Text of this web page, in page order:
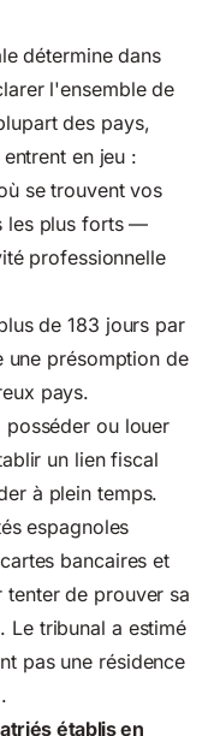
détermine dans
l'ensemble de
des pays,
en jeu :
se trouvent vos
les plus forts —
professionnelle
de 183 jours par
une présomption de
pays.
posséder ou louer
un lien fiscal
à plein temps.
espagnoles
bancaires et
tenter de prouver sa
Le tribunal a estimé
pas une résidence
établis en